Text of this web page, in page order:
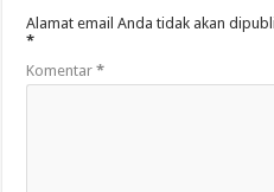
Alamat email Anda tidak akan
*
Komentar*